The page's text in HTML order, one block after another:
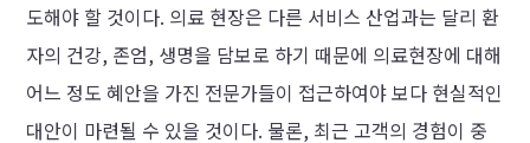
도해야 할 것이다. 의료 현장은 다른 서비스 산업과는 달리 환
자의 건강, 존엄, 생명을 담보로 하기 때문에 의료현장에 대해
어느 정도 혜안을 가진 전문가들이 접근하여야 보다 현실적인
대안이 마련될 수 있을 것이다. 물론, 최근 고객의 경험이 중